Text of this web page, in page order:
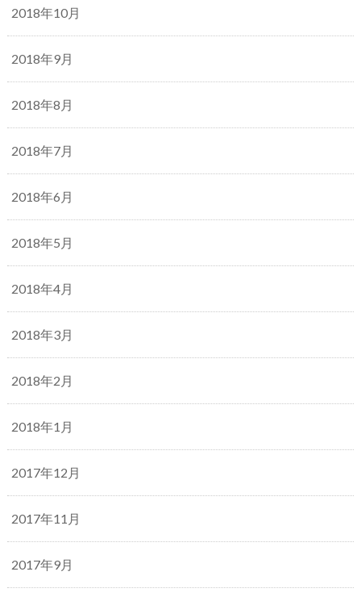
2018年10月
2018年9月
2018年8月
2018年7月
2018年6月
2018年5月
2018年4月
2018年3月
2018年2月
2018年1月
2017年12月
2017年11月
2017年9月